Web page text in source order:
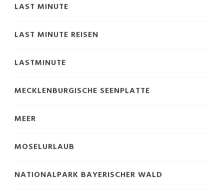
LAST MINUTE
LAST MINUTE REISEN
LASTMINUTE
MECKLENBURGISCHE SEENPLATTE
MEER
MOSELURLAUB
NATIONALPARK BAYERISCHER WALD